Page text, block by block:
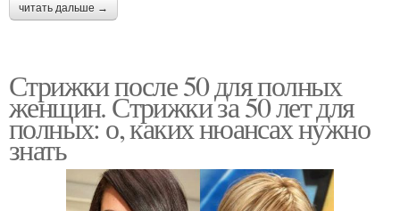
читать дальше →
Стрижки после 50 для полных
женщин. Стрижки за 50 лет для
полных: о, каких нюансах нужно
знать